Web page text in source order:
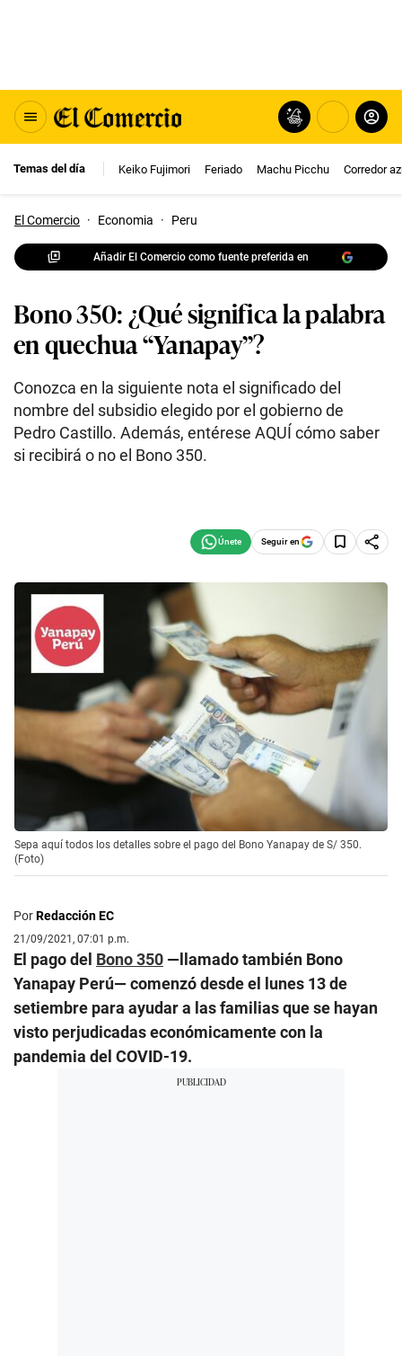
Temas del día Keiko Fujimori Feriado Machu Picchu Corredor
El Comercio · Economia · Peru
Añadir El Comercio como fuente preferida en
Bono 350: ¿Qué significa la palabra
en quechua “Yanapay”?
Conozca en la siguiente nota el significado del
nombre del subsidio elegido por el gobierno de
Pedro Castillo. Además, entérese AQUÍ cómo saber
si recibirá o no el Bono 350.
Seguir en
Sepa aquí todos los detalles sobre el pago del Bono Yanapay de S/ 350.
(Foto)
PorRedacción EC
21/09/2021, 07:01 p.m.
El pago del Bono 350 —llamado también Bono
Yanapay Perú— comenzó desde el lunes 13 de
setiembre para ayudar a las familias que se hayan
visto perjudicadas económicamente con la
pandemia del COVID-19.